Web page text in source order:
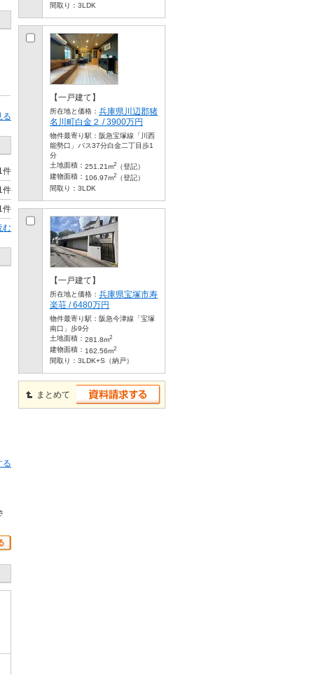
る
件
件
件
む
る
間取り： 3LDK
【一戸建て】
所在地と価格： 兵庫県川辺郡猪
名川町白金２ / 3900万円
物件最寄り駅： 阪急宝塚線「川西
能勢口」バス37分白金二丁目歩1
分
土地面積： 251.21m2 （登記）
建物面積： 106.97m2 （登記）
間取り： 3LDK
【一戸建て】
所在地と価格： 兵庫県宝塚市寿
楽荘 / 6480万円
物件最寄り駅： 阪急今津線「宝塚
南口」歩9分
土地面積： 281.8m2
建物面積： 162.56m2
間取り： 3LDK+S（納戸）
まとめて